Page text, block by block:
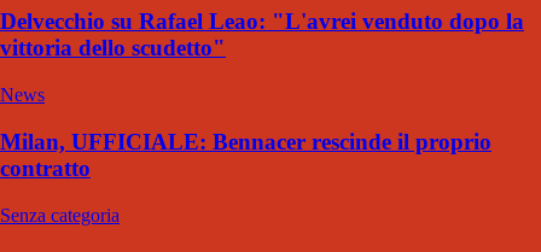
Delvecchio su Rafael Leao: "L'avrei venduto dopo la
vittoria dello scudetto"
News
Milan, UFFICIALE: Bennacer rescinde il proprio
contratto
Senza categoria